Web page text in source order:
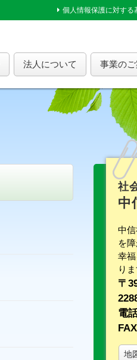
個人情報保護に対する
事業の
法人について
社
中
中
を
幸
りま
〒
電
地